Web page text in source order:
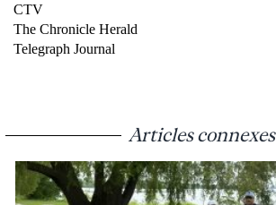
CTV
The Chronicle Herald
Telegraph Journal
Articles connexes